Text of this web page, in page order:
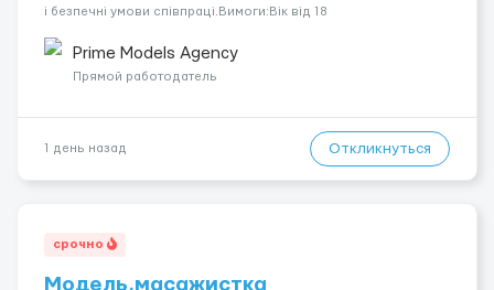
і безпечні умови співпраці.Вимоги:Вік від 18
розвиватися.Досвід не обов’язковий.Якщо вас зацікавила
вакансія — залишайте відгук, і ми зв’яжемося ...
Prime Models Agency
Прямой работодатель
1 день назад Откликнуться
срочно
Модель,масажистка